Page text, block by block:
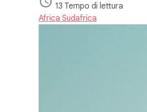
13 Tempo di lettura
Africa Sudafrica